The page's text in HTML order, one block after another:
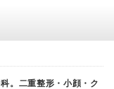
。二重整形・小顔・ク